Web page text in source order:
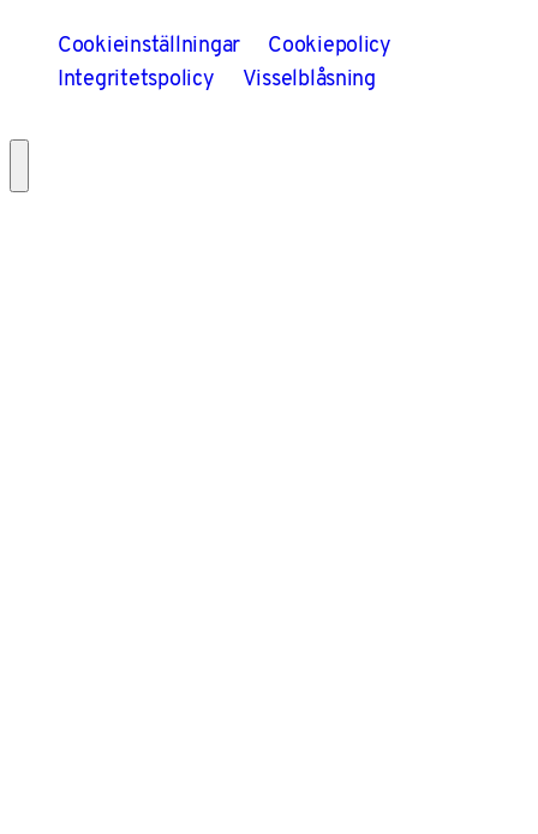
Cookieinställningar
Cookiepolicy
Integritetspolicy
Visselblåsning